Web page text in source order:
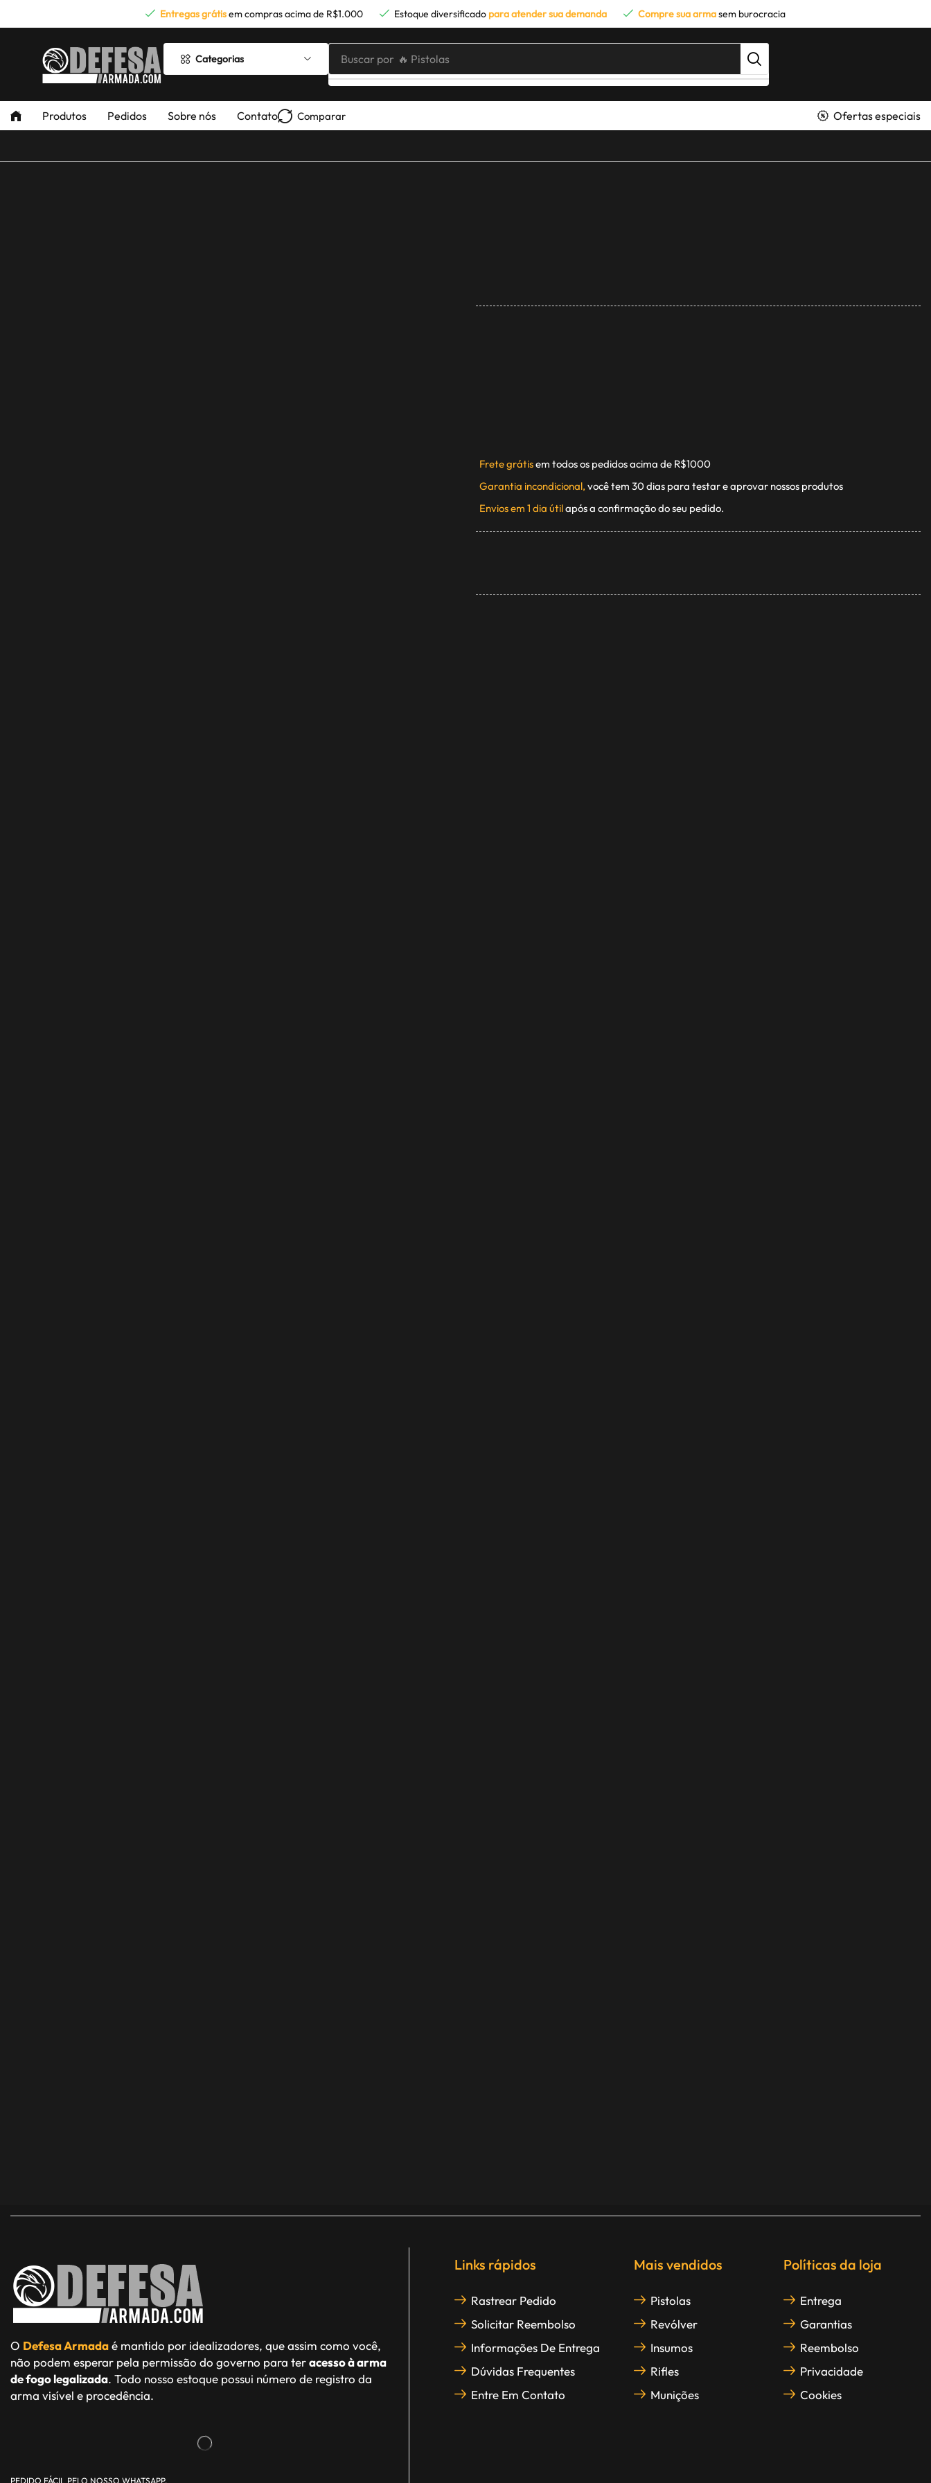
Entregas grátisem compras acima de R$1.000 Estoque diversificado para atender sua demanda Compre sua armasem burocracia
Categorias Buscar por 🔥 Pistolas
Produtos Pedidos Sobre nós Contato Comparar Ofertas especiais
Frete grátisem todos os pedidos acima de R$1000
Garantia incondicional, você tem 30 dias para testar e aprovar nossos produtos
Envios em 1 dia útilapós a confirmação do seu pedido.
O Defesa Armadaé mantido por idealizadores, que assim como você,
não podem esperar pela permissão do governo para teracesso à arma
de fogo legalizada. Todo nosso estoque possui número de registro da
arma visível e procedência.
PEDIDO FÁCIL PELO NOSSO WHATSAPP.
Links rápidos
Rastrear Pedido
Solicitar Reembolso
Informações De Entrega
Dúvidas Frequentes
Entre Em Contato
Mais vendidos
Pistolas
Revólver
Insumos
Rifles
Munições
Políticas da loja
Entrega
Garantias
Reembolso
Privacidade
Cookies